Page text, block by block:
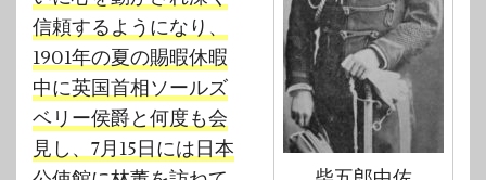
信頼するようになり、
1901年の夏の賜暇休暇
中に英国首相ソールズ
ベリー侯爵と何度も会
見し、7月15日には日本